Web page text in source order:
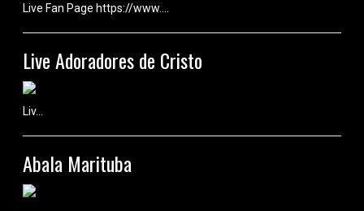
Live Fan Page https://www....
Live Adoradores de Cristo
Liv...
Abala Marituba